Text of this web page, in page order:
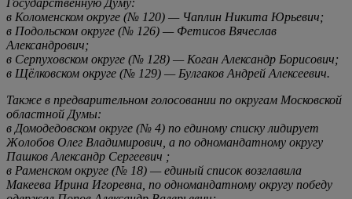
в Коломенском округе (№ 120) — Чаплин Никита Юрьевич;
в Подольском округе (№ 126) — Фетисов Вячеслав
Александрович;
в Серпуховском округе (№ 128) — Коган Александр Борисович;
в Щёлковском округе (№ 129) — Булгаков Андрей Алексеевич.
Также в предварительном голосовании по округам Московской
областной Думы:
в Домодедовском округе (№ 4) по единому списку лидирует
Жолобов Олег Владимирович, а по одномандатному округу
Пашков Александр Сергеевич ;
в Раменском округе (№ 18) — единый список возглавила
Макеева Ирина Игоревна, по одномандатному округу победу